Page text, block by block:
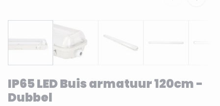
IP65 LED Buis armatuur 120cm -
Dubbel